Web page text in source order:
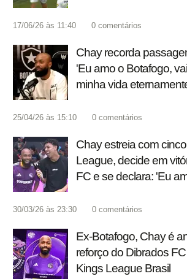
17/06/26 às 11:40 0 comentários
Chay recorda
'Eu amo o Botafogo,
minha vida
25/04/26 às 15:10 0 comentários
Chay estreia com
League, decide em
FC e se declara: 'Eu
30/03/26 às 23:30 0 comentários
Ex-Botafogo, Chay é
reforço do Dibrados
Kings League Brasil